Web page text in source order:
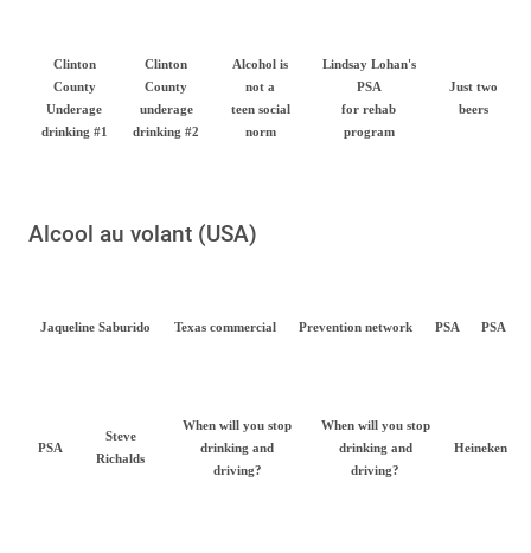
Clinton
County
Underage
drinking #1
Clinton
County
underage
drinking #2
Alcohol is
not a
teen social
norm
Lindsay Lohan's
PSA
for rehab
program
Just two
beers
Alcool au volant (USA)
Jaqueline Saburido Texas commercial Prevention network PSA PSA
PSA
Steve
Richalds
When will you stop
drinking and
driving?
When will you stop
drinking and
driving?
Heineken